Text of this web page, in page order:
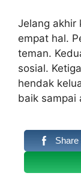
Jelang akhir
empat hal.
teman.
sosial.
hendak
baik sampai
Share